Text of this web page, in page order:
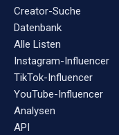
Creator-Suche
Datenbank
Alle Listen
Instagram-Influencer
TikTok-Influencer
YouTube-Influencer
Analysen
API